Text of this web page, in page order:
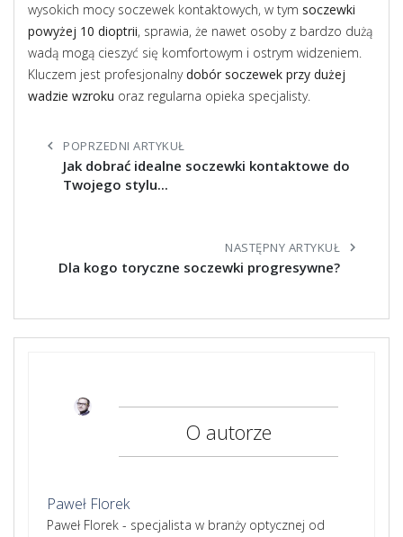
wysokich mocy soczewek kontaktowych, w tym soczewki
powyżej 10 dioptrii, sprawia, że nawet osoby z bardzo dużą
wadą mogą cieszyć się komfortowym i ostrym widzeniem.
Kluczem jest profesjonalnydobór soczewek przy dużej
wadzie wzroku oraz regularna opieka specjalisty.
chevron_left POPRZEDNI ARTYKUŁ
Jak dobrać idealne soczewki kontaktowe do
Twojego stylu...
NASTĘPNY ARTYKUŁ chevron_right
Dla kogo toryczne soczewki progresywne?
O autorze
Paweł Florek
Paweł Florek - specjalista w branży optycznej od